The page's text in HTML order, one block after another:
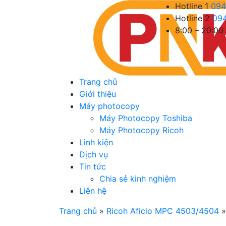
Hotline 1
Hotline 2
8:00 – 20:00
Trang chủ
Giới thiệu
Máy photocopy
Máy Photocopy Toshiba
Máy Photocopy Ricoh
Linh kiện
Dịch vụ
Tin tức
Chia sẻ kinh nghiệm
Liên hệ
Trang chủ » Ricoh Aficio MPC 4503/4504